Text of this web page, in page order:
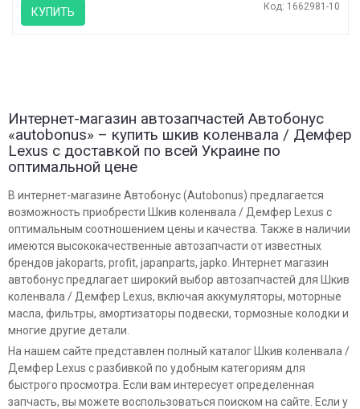
КУПИТЬ Код: 1662981-10
Интернет-магазин автозапчастей Автобонус
«autobonus» – купить шкив коленвала / Демфер
Lexus с доставкой по всей Украине по
оптимальной цене
В интернет-магазине Автобонус (Autobonus) предлагается
возможность приобрести Шкив коленвала / Демфер Lexus с
оптимальным соотношением цены и качества. Также в наличии
имеются высококачественные автозапчасти от известных
брендов jakoparts, profit, japanparts, japko. Интернет магазин
автобонус предлагает широкий выбор автозапчастей для Шкив
коленвала / Демфер Lexus, включая аккумуляторы, моторные
масла, фильтры, амортизаторы подвески, тормозные колодки и
многие другие детали.
На нашем сайте представлен полный каталог Шкив коленвала /
Демфер Lexus с разбивкой по удобным категориям для
быстрого просмотра. Если вам интересует определенная
запчасть, вы можете воспользоваться поиском на сайте. Если у